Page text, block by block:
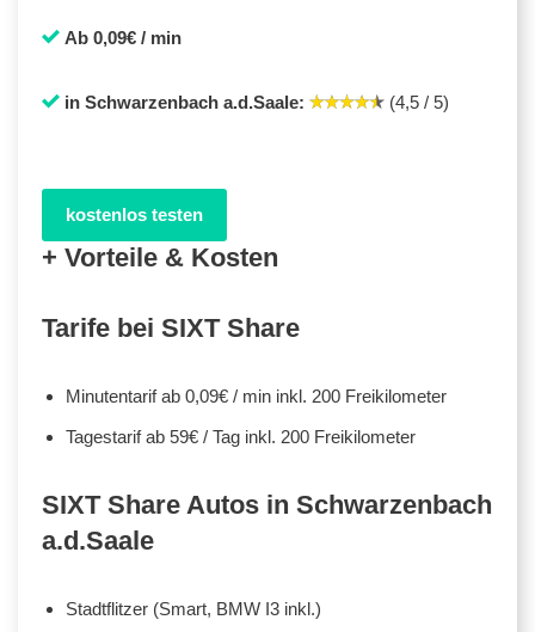
Ab 0,09€ / min
in Schwarzenbach a.d.Saale: (4,5 / 5)
kostenlos testen
+ Vorteile & Kosten
Tarife bei SIXT Share
Minutentarif ab 0,09€ / min inkl. 200 Freikilometer
Tagestarif ab 59€ / Tag inkl. 200 Freikilometer
SIXT Share Autos in Schwarzenbach
a.d.Saale
Stadtflitzer (Smart, BMW I3 inkl.)